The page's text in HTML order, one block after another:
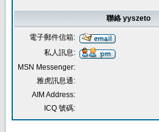
聯絡 yyszeto
電子郵件信箱:
私人訊息:
MSN Messenger:
雅虎訊息通:
AIM Address:
ICQ 號碼: